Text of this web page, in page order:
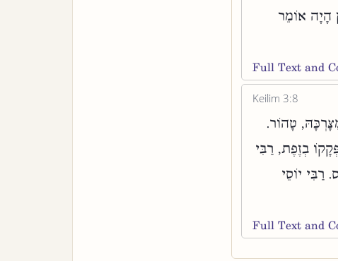
הָיָה אוֹמֵר
Full Text and
Keilim 3:8
טָהוֹר.
בְזֶפֶת, רַבִּי
יוֹסֵי
Full Text and